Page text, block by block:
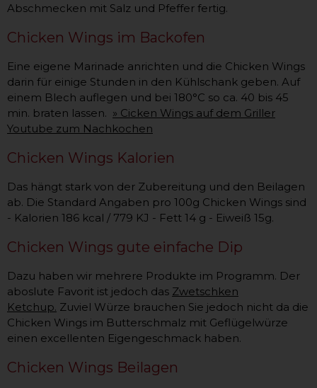
Abschmecken mit Salz und Pfeffer fertig.
Chicken Wings im Backofen
Eine eigene Marinade anrichten und die Chicken Wings
darin für einige Stunden in den Kühlschank geben. Auf
einem Blech auflegen und bei 180°C so ca. 40 bis 45
min. braten lassen. » Cicken Wings auf dem Griller
Youtube zum Nachkochen
Chicken Wings Kalorien
Das hängt stark von der Zubereitung und den Beilagen
ab. Die Standard Angaben pro 100g Chicken Wings sind
- Kalorien 186 kcal / 779 KJ - Fett 14 g - Eiweiß 15g.
Chicken Wings gute einfache Dip
Dazu haben wir mehrere Produkte im Programm. Der
aboslute Favorit ist jedoch das Zwetschken
Ketchup. Zuviel Würze brauchen Sie jedoch nicht da die
Chicken Wings im Butterschmalz mit Geflügelwürze
einen excellenten Eigengeschmack haben.
Chicken Wings Beilagen